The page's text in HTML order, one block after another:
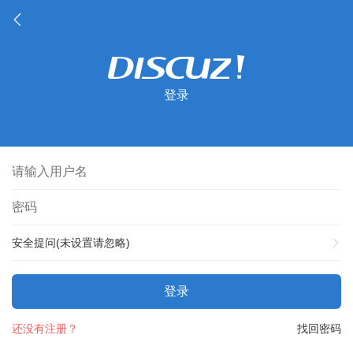
登录
安全提问(未设置请忽略)
登录
找回密码
还没有注册？